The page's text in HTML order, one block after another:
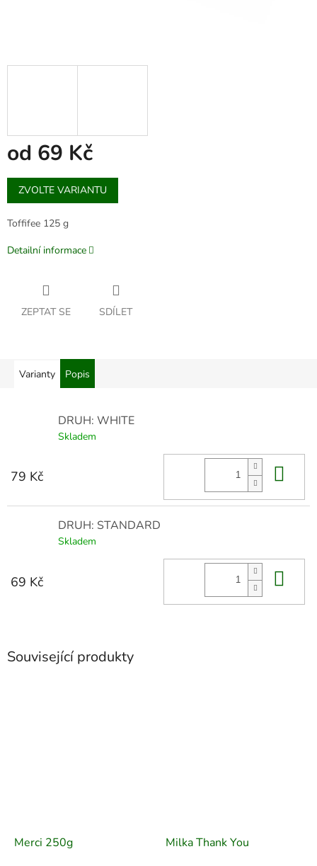
od 69 Kč
Měrná
cena:
ZVOLTE VARIANTU
Toffifee 125 g
Detailní informace
ZEPTAT SE SDÍLET
Související produkty
Merci 250g Milka Thank You
Varianty Popis
DRUH: WHITE
Skladem
79 Kč
DRUH: STANDARD
Skladem
69 Kč